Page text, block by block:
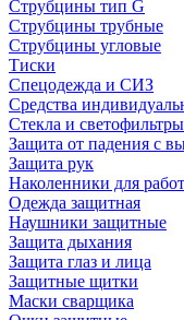
Струбцины тип G
Струбцины трубные
Струбцины угловые
Тиски
Спецодежда и СИЗ
Средства
Стекла и
Защита от падения с
Защита рук
Наколенники для
Одежда защитная
Наушники защитные
Защита дыхания
Защита глаз и лица
Защитные щитки
Маски сварщика